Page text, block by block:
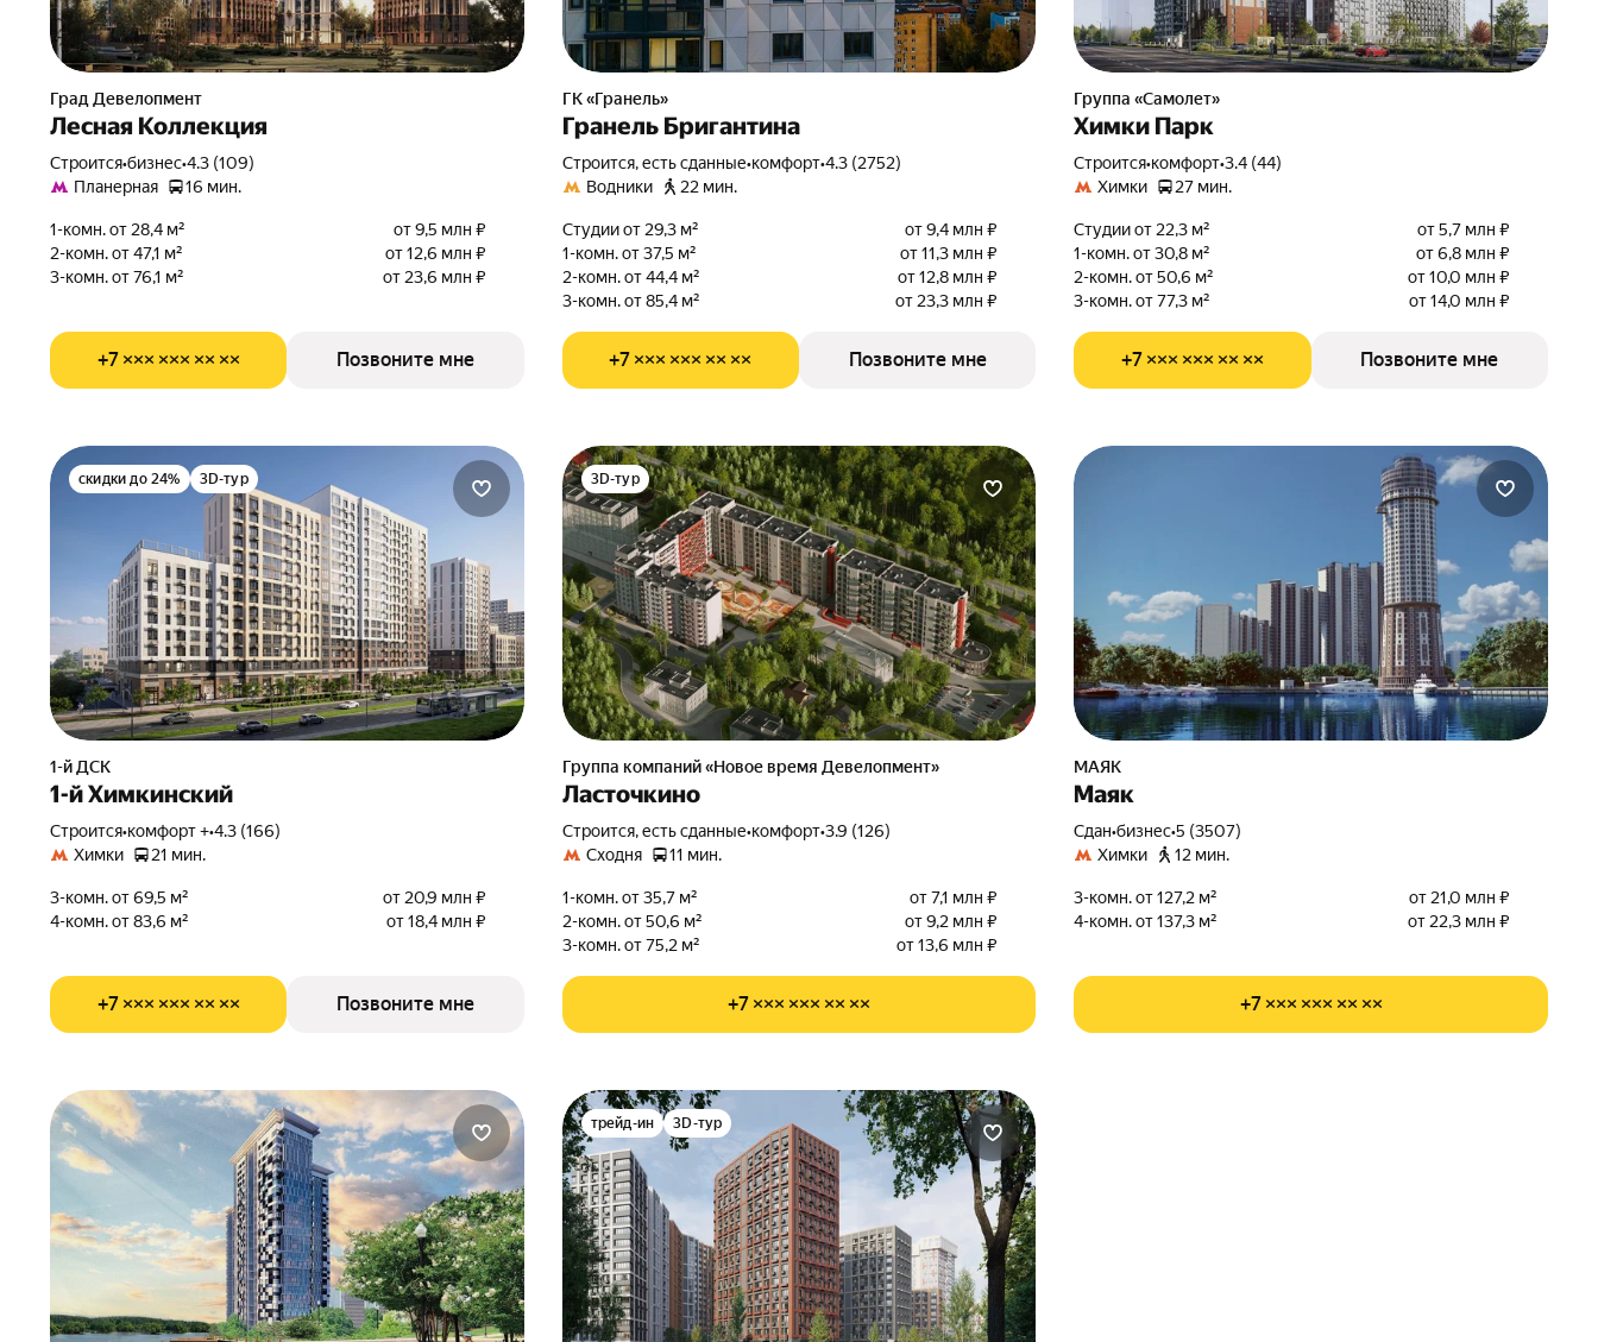
Град Девелопмент
Лесная Коллекция
Строится•бизнес•4.3 (109)
Планерная
16 мин.
1-комн. от 28,4 м²
от 9,5 млн ₽
2-комн. от 47,1 м²
от 12,6 млн ₽
3-комн. от 76,1 м²
от 23,6 млн ₽
+7 ××× ××× ×× ×× Позвоните мне
ГК «Гранель»
Гранель Бригантина
Строится, есть сданные•комфорт•4.3 (2752)
Водники
22 мин.
Студии от 29,3 м²
от 9,4 млн ₽
1-комн. от 37,5 м²
от 11,3 млн ₽
2-комн. от 44,4 м²
от 12,8 млн ₽
3-комн. от 85,4 м²
от 23,3 млн ₽
+7 ××× ××× ×× ×× Позвоните мне
Группа «Самолет»
Химки Парк
Строится•комфорт•3.4 (44)
Химки
27 мин.
Студии от 22,3 м²
от 5,7 млн ₽
1-комн. от 30,8 м²
от 6,8 млн ₽
2-комн. от 50,6 м²
от 10,0 млн ₽
3-комн. от 77,3 м²
от 14,0 млн ₽
+7 ××× ××× ×× ×× Позвоните мне
скидки до 24% 3D-тур
1-й ДСК
1-й Химкинский
Строится•комфорт +•4.3 (166)
Химки
21 мин.
3-комн. от 69,5 м²
от 20,9 млн ₽
4-комн. от 83,6 м²
от 18,4 млн ₽
+7 ××× ××× ×× ×× Позвоните мне
3D-тур
Группа компаний «Новое время Девелопмент»
Ласточкино
Строится, есть сданные•комфорт•3.9 (126)
Сходня
11 мин.
1-комн. от 35,7 м²
от 7,1 млн ₽
2-комн. от 50,6 м²
от 9,2 млн ₽
3-комн. от 75,2 м²
от 13,6 млн ₽
+7 ××× ××× ×× ××
МАЯК
Маяк
Сдан•бизнес•5 (3507)
Химки
12 мин.
3-комн. от 127,2 м²
от 21,0 млн ₽
4-комн. от 137,3 м²
от 22,3 млн ₽
+7 ××× ××× ×× ××
трейд-ин 3D-тур